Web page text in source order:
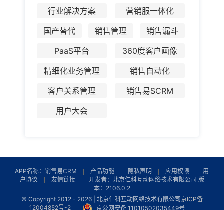
行业解决方案
营销服一体化
国产替代
销售管理
销售漏斗
PaaS平台
360度客户画像
精细化业务管理
销售自动化
客户关系管理
销售易SCRM
用户大会
APP名称：销售易CRM 产品功能 隐私声明 应用权限
用
户协议
友情链接
开发者：北京仁科互动网络技术有限公司 版
本：2106.0.2
© Copyright 2012 - 2026 | 北京仁科互动网络技术有限公司京ICP备
12004852号-2
京公网安备 11010502035449号